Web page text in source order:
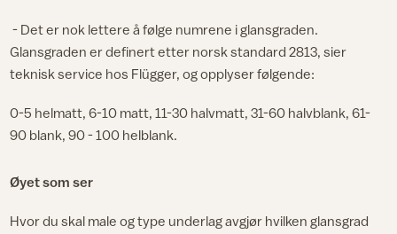
- Det er nok lettere å følge numrene i glansgraden.
Glansgraden er definert etter norsk standard 2813, sier
teknisk service hos Flügger, og opplyser følgende:
0-5 helmatt, 6-10 matt, 11-30 halvmatt, 31-60 halvblank, 61-
90 blank, 90 - 100 helblank.
Øyet som ser
Hvor du skal male og type underlag avgjør hvilken glansgrad